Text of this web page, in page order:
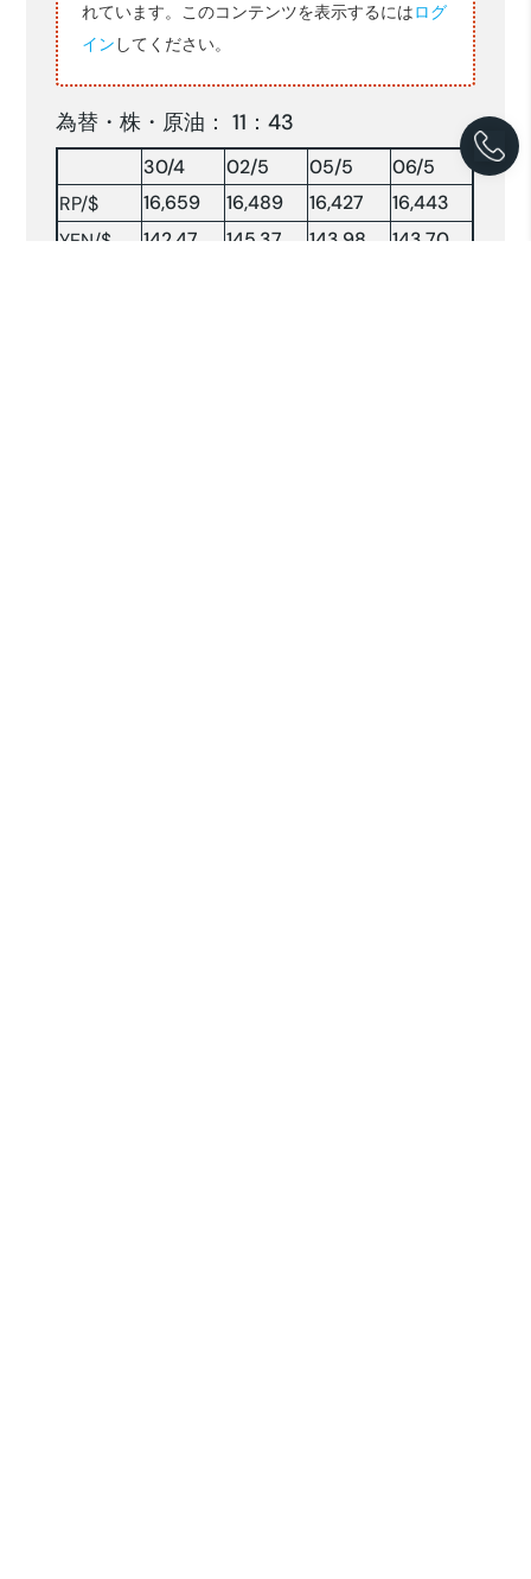
れています。このコンテンツを表示するにはログ
イン してください。
為替・株・原油： 11：43
30/4 02/5 05/5
06/5
RP/$
16,659 16,489 16,427
16,443
YEN/$
142.47 145.37 143.98
143.70